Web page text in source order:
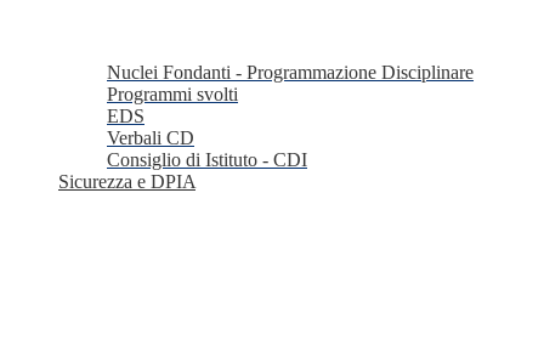
Nuclei Fondanti - Programmazione Disciplinare
Programmi svolti
EDS
Verbali CD
Consiglio di Istituto - CDI
Sicurezza e DPIA